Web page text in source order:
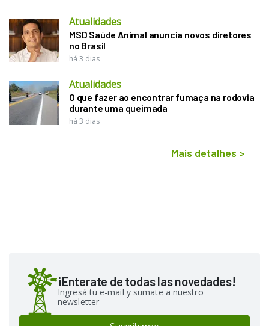
Atualidades
MSD Saúde Animal anuncia novos diretores
no Brasil
há 3 dias
Atualidades
O que fazer ao encontrar fumaça na rodovia
durante uma queimada
há 3 dias
Mais detalhes >
¡Enterate de todas las novedades!
Ingresá tu e-mail y sumate a nuestro
newsletter